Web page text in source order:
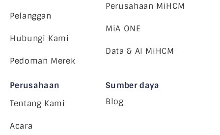
Pelanggan
Hubungi Kami
Pedoman Merek
Perusahaan MiHCM
MiA ONE
Data & AI MiHCM
Perusahaan
Tentang Kami
Acara
Sumber daya
Blog